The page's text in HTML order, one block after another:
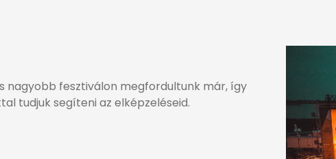
nagyobb fesztiválon megfordultunk már, így
tudjuk segíteni az elképzeléseid.